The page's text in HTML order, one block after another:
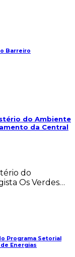
Barreiro
do Ambiente
da Central
do
Os Verdes…
Programa Setorial
Energias